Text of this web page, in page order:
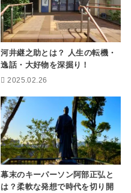
河井継之助とは？ 人生の転機・
逸話・大好物を深掘り！
2025.02.26
幕末のキーパーソン阿部正弘と
は？柔軟な発想で時代を切り開